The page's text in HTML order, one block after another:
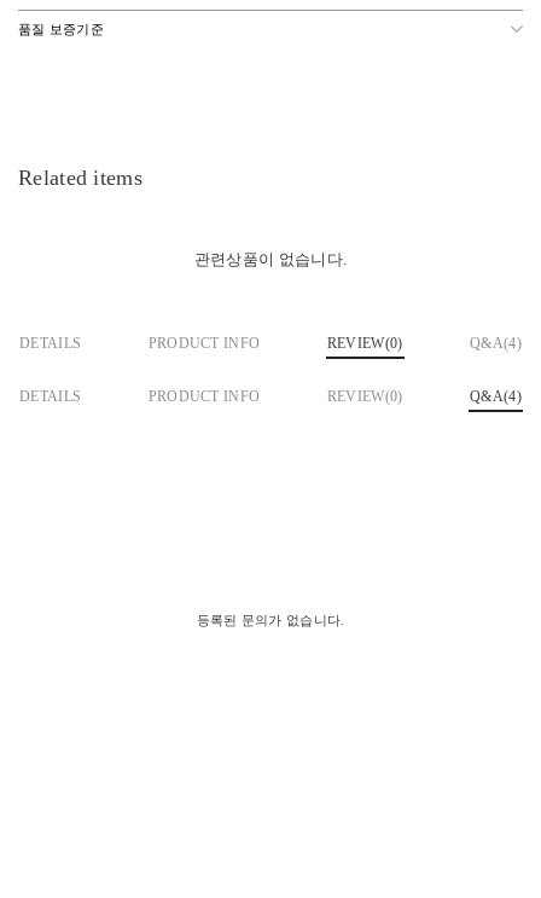
품질 보증기준
Related items
관련상품이 없습니다.
DETAILS PRODUCT INFO REVIEW(0) Q&A(4)
DETAILS PRODUCT INFO REVIEW(0) Q&A(4)
등록된 문의가 없습니다.